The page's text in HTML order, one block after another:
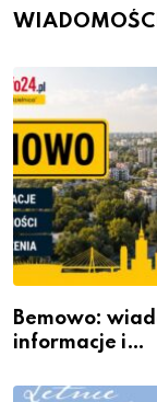
WIADOMOŚCI
Bemowo:
informacje i